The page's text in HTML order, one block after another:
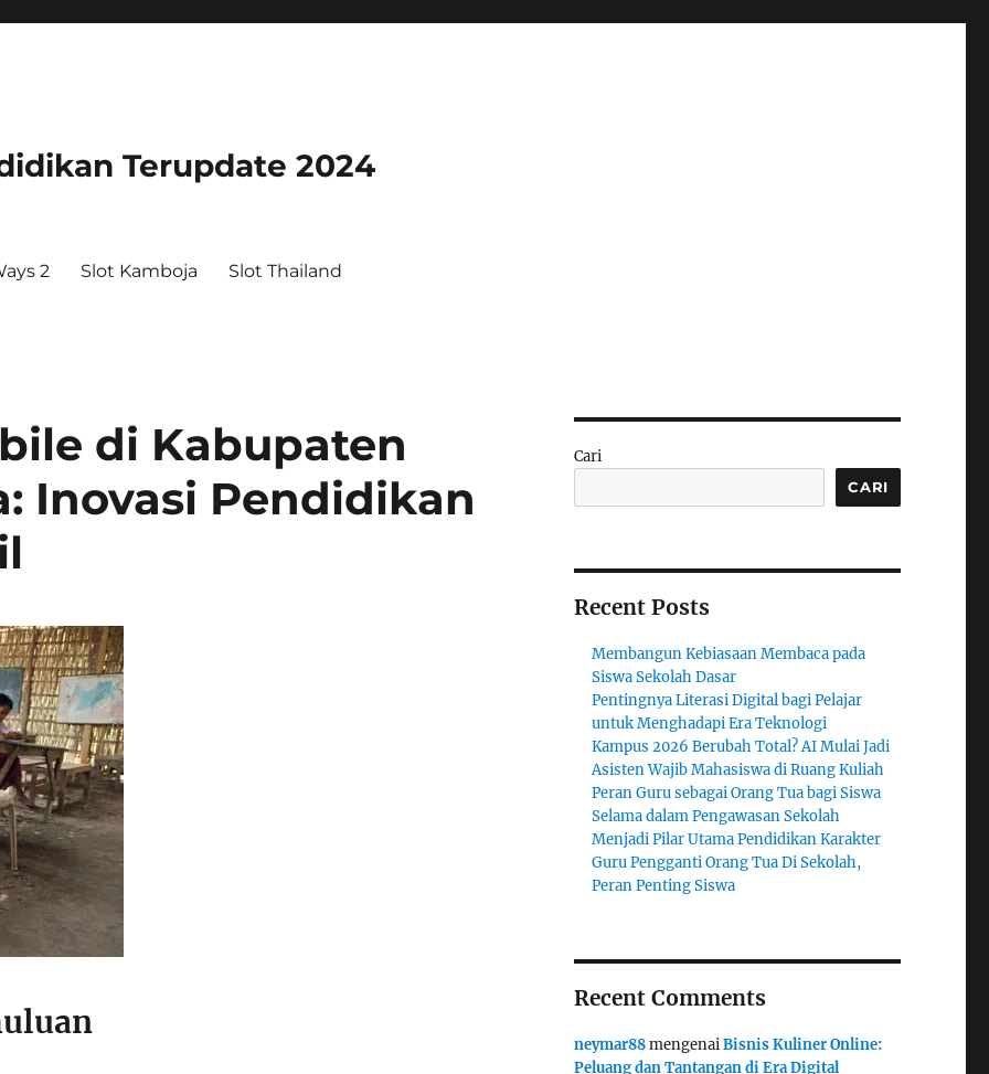
Terupdate 2024
2 Slot Kamboja Slot Thailand
di Kabupaten
Inovasi Pendidikan
Cari
CARI
Recent Posts
Membangun Kebiasaan Membaca pada
Siswa Sekolah Dasar
Pentingnya Literasi Digital bagi Pelajar
untuk Menghadapi Era Teknologi
Kampus 2026 Berubah Total? AI Mulai Jadi
Asisten Wajib Mahasiswa di Ruang Kuliah
Peran Guru sebagai Orang Tua bagi Siswa
Selama dalam Pengawasan Sekolah
Menjadi Pilar Utama Pendidikan Karakter
Guru Pengganti Orang Tua Di Sekolah,
Peran Penting Siswa
Recent Comments
neymar88mengenaiBisnis Kuliner Online:
Peluang dan Tantangan di Era Digital